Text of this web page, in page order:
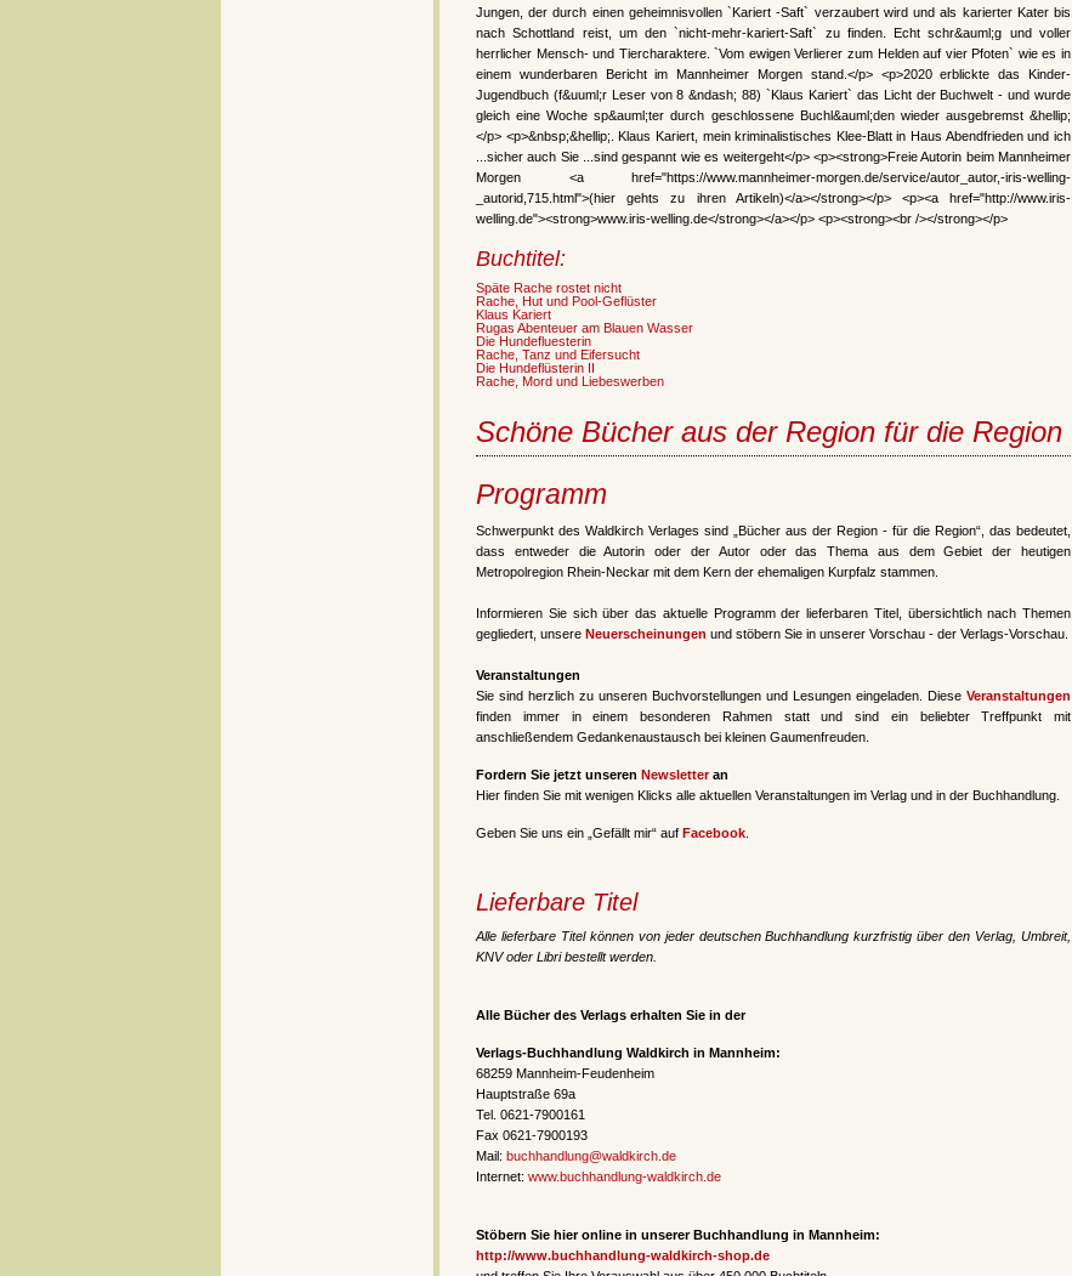
Jungen, der durch einen geheimnisvollen `Kariert -Saft` verzaubert wird und als karierter Kater bis
nach Schottland reist, um den `nicht-mehr-kariert-Saft` zu finden. Echt schr&auml;g und voller
herrlicher Mensch- und Tiercharaktere. `Vom ewigen Verlierer zum Helden auf vier Pfoten` wie es in
einem wunderbaren Bericht im Mannheimer Morgen stand.</p> <p>2020 erblickte das Kinder-
Jugendbuch (f&uuml;r Leser von 8 &ndash; 88) `Klaus Kariert` das Licht der Buchwelt - und wurde
gleich eine Woche sp&auml;ter durch geschlossene Buchl&auml;den wieder ausgebremst &hellip;
</p> <p>&nbsp;&hellip;. Klaus Kariert, mein kriminalistisches Klee-Blatt in Haus Abendfrieden und ich
...sicher auch Sie ...sind gespannt wie es weitergeht</p> <p><strong>Freie Autorin beim Mannheimer
Morgen <a href="https://www.mannheimer-morgen.de/service/autor_autor,-iris-welling-
_autorid,715.html">(hier gehts zu ihren Artikeln)</a></strong></p> <p><a href="http://www.iris-
welling.de"><strong>www.iris-welling.de</strong></a></p> <p><strong><br /></strong></p>
Buchtitel:
Späte Rache rostet nicht
Rache, Hut und Pool-Geflüster
Klaus Kariert
Rugas Abenteuer am Blauen Wasser
Die Hundefluesterin
Rache, Tanz und Eifersucht
Die Hundeflüsterin II
Rache, Mord und Liebeswerben
Schöne Bücher aus der Region für die Region
Programm
Schwerpunkt des Waldkirch Verlages sind „Bücher aus der Region - für die Region“, das bedeutet,
dass entweder die Autorin oder der Autor oder das Thema aus dem Gebiet der heutigen
Metropolregion Rhein-Neckar mit dem Kern der ehemaligen Kurpfalz stammen.
Informieren Sie sich über das aktuelle Programm der lieferbaren Titel, übersichtlich nach Themen
gegliedert, unsere Neuerscheinungen und stöbern Sie in unserer Vorschau - der Verlags-Vorschau.
Veranstaltungen
Sie sind herzlich zu unseren Buchvorstellungen und Lesungen eingeladen. Diese Veranstaltungen
finden immer in einem besonderen Rahmen statt und sind ein beliebter Treffpunkt mit
anschließendem Gedankenaustausch bei kleinen Gaumenfreuden.
Fordern Sie jetzt unseren Newsletteran
Hier finden Sie mit wenigen Klicks alle aktuellen Veranstaltungen im Verlag und in der Buchhandlung.
Geben Sie uns ein „Gefällt mir“ auf Facebook
Lieferbare Titel
Alle lieferbare Titel können von jeder deutschen Buchhandlung kurzfristig über den Verlag, Umbreit,
KNV oder Libri bestellt werden.
Alle Bücher des Verlags erhalten Sie in der
Verlags-Buchhandlung Waldkirch in Mannheim:
68259 Mannheim-Feudenheim
Hauptstraße 69a
Tel. 0621-7900161
Fax 0621-7900193
Mail: buchhandlung@waldkirch.de
Internet: www.buchhandlung-waldkirch.de
Stöbern Sie hier online in unserer Buchhandlung in Mannheim:
http://www.buchhandlung-waldkirch-shop.de